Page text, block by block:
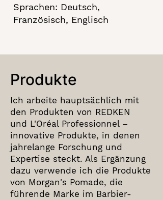
Sprachen: Deutsch,
Französisch, Englisch
Produkte
Ich arbeite hauptsächlich mit
den Produkten von REDKEN
und L'Oréal Professionnel –
innovative Produkte, in denen
jahrelange Forschung und
Expertise steckt. Als Ergänzung
dazu verwende ich die Produkte
von Morgan's Pomade, die
führende Marke im Barbier-